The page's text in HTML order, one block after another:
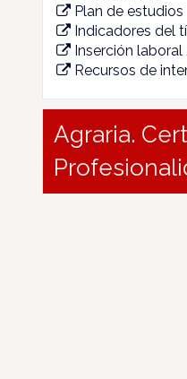
Plan de estudios
Indicadores del
Inserción
Recursos de
Agraria.